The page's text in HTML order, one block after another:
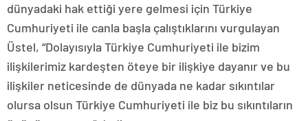
dünyadaki hak ettiği yere gelmesi için Türkiye
Cumhuriyeti ile canla başla çalıştıklarını vurgulayan
Üstel, “Dolayısıyla Türkiye Cumhuriyeti ile bizim
ilişkilerimiz kardeşten öteye bir ilişkiye dayanır ve bu
ilişkiler neticesinde de dünyada ne kadar sıkıntılar
olursa olsun Türkiye Cumhuriyeti ile biz bu sıkıntıların